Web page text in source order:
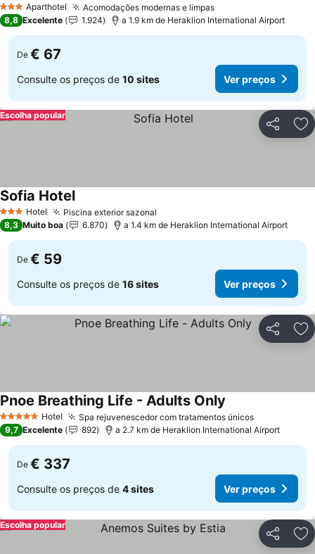
3 EstrelasAparthotel Acomodações modernas e limpas
8,8 Excelente 1.924 a 1.9 km de Heraklion International Airport
De € 67
Consulte os preços de 10 sites Ver preços
Partilhar
Escolha popular
3 EstrelasHotel Piscina exterior sazonal
Sofia Hotel
8,3 Muito boa 6.870 a 1.4 km de Heraklion International Airport
De € 59
Consulte os preços de 16 sites Ver preços
Partilhar
5 Estrelas Hotel Spa rejuvenescedor com tratamentos únicos
Pnoe Breathing Life - Adults Only
9,7 Excelente 892 a 2.7 km de Heraklion International Airport
De € 337
Consulte os preços de 4 sites Ver preços
Partilhar
Escolha popular